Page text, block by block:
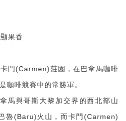
果香
門(Carmen)莊園，在巴拿馬咖啡
咖啡競賽中的常勝軍。
馬與哥斯大黎加交界的西北部山
魯(Baru)火山，而卡門(Carmen)